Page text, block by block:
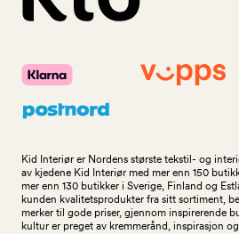
Kid Interiør er Nordens største tekstil- og
av kjedene Kid Interiør med mer enn 150
mer enn 130 butikker i Sverige, Finland og
kunden kvalitetsprodukter fra sitt sortiment,
merker til gode priser, gjennom inspirerende
kultur er preget av kremmerånd, inspirasjon